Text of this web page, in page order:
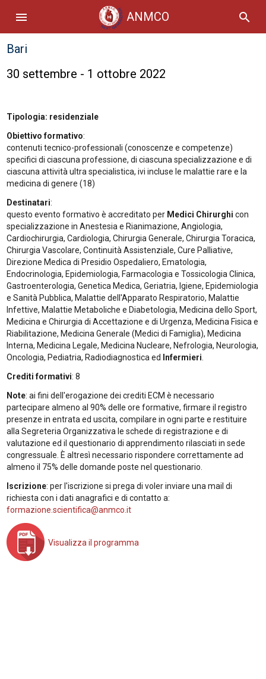
menu ANMCO search
Bari
30 settembre - 1 ottobre 2022
Tipologia: residenziale
Obiettivo formativo:
contenuti tecnico-professionali (conoscenze e competenze)
specifici di ciascuna professione, di ciascuna specializzazione e di
ciascuna attività ultra specialistica, ivi incluse le malattie rare e la
medicina di genere (18)
Destinatari:
questo evento formativo è accreditato per Medici Chirurghi con
specializzazione in Anestesia e Rianimazione, Angiologia,
Cardiochirurgia, Cardiologia, Chirurgia Generale, Chirurgia Toracica,
Chirurgia Vascolare, Continuità Assistenziale, Cure Palliative,
Direzione Medica di Presidio Ospedaliero, Ematologia,
Endocrinologia, Epidemiologia, Farmacologia e Tossicologia Clinica,
Gastroenterologia, Genetica Medica, Geriatria, Igiene, Epidemiologia
e Sanità Pubblica, Malattie dell'Apparato Respiratorio, Malattie
Infettive, Malattie Metaboliche e Diabetologia, Medicina dello Sport,
Medicina e Chirurgia di Accettazione e di Urgenza, Medicina Fisica e
Riabilitazione, Medicina Generale (Medici di Famiglia), Medicina
Interna, Medicina Legale, Medicina Nucleare, Nefrologia, Neurologia,
Oncologia, Pediatria, Radiodiagnostica ed
Infermieri
Crediti formativi: 8
Note: ai fini dell'erogazione dei crediti ECM è necessario
partecipare almeno al 90% delle ore formative, firmare il registro
presenze in entrata ed uscita, compilare in ogni parte e restituire
alla Segreteria Organizzativa le schede di registrazione e di
valutazione ed il questionario di apprendimento rilasciati in sede
congressuale. È altresì necessario rispondere correttamente ad
almeno il 75% delle domande poste nel questionario.
Iscrizione: per l'iscrizione si prega di voler inviare una mail di
richiesta con i dati anagrafici e di contatto a:
formazione.scientifica@anmco.it
Visualizza il programma